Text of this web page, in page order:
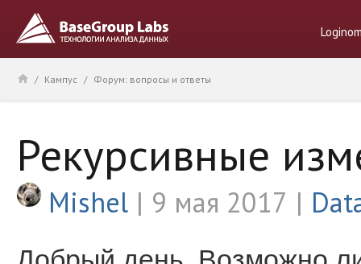
/ Кампус / Форум: вопросы и ответы
Рекурсивные
Mishel 9 мая 2017